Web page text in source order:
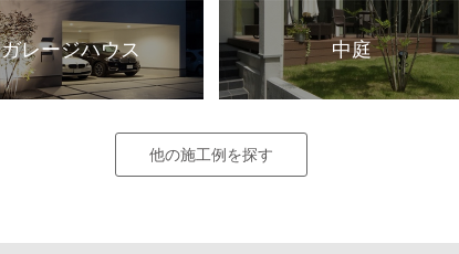
ガレージハウス 中庭
他の施工例を探す